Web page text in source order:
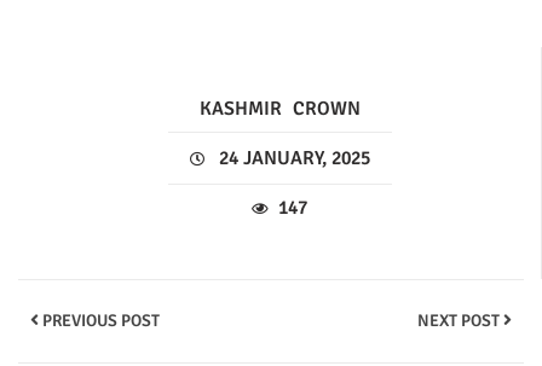
KASHMIR CROWN
24 JANUARY, 2025
147
PREVIOUS POST NEXT POST